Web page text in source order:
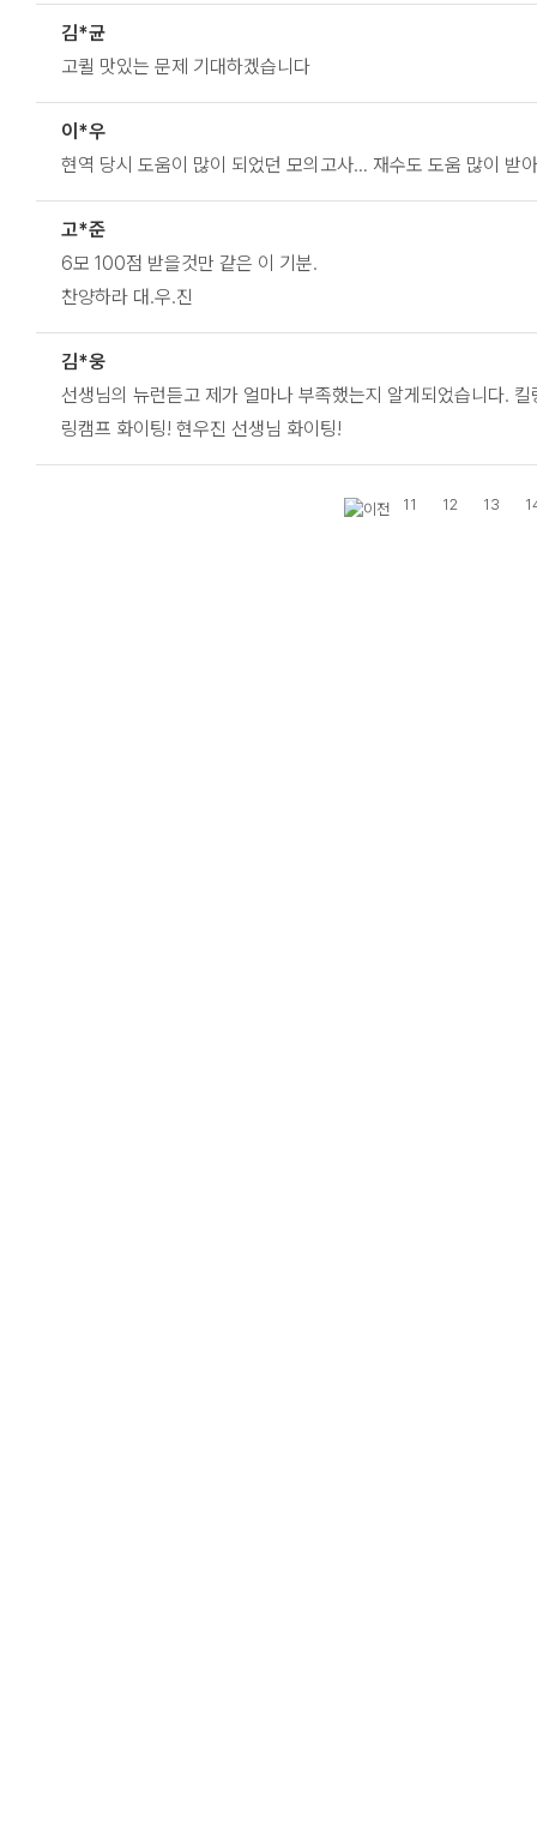
김*균
고퀼 맛있는 문제 기대하겠습니다
이*우
현역 당시 도움이 많이 되었던 모의고사… 재수도 도움 많이 받
고*준
6모 100점 받을것만 같은 이 기분.
찬양하라 대.우.진
김*웅
선생님의 뉴런듣고 제가 얼마나 부족했는지 알게되었습니다.
링캠프 화이팅! 현우진 선생님 화이팅!
11 12 13